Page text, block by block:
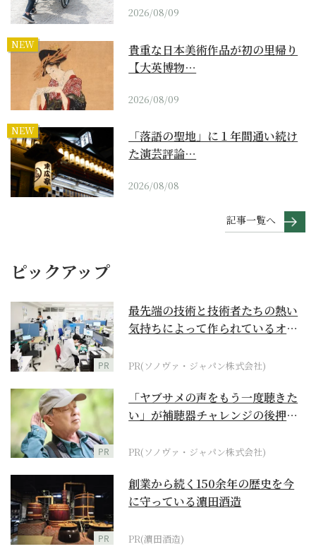
2026/08/09
NEW
貴重な日本美術作品が初の里帰り
【大英博物…
2026/08/09
NEW
「落語の聖地」に１年間通い続け
た演芸評論…
2026/08/08
記事一覧へ
ピックアップ
PR
最先端の技術と技術者たちの熱い
気持ちによって作られているオー
PR(ソノヴァ・ジャパン株式会社)
PR
「ヤブサメの声をもう一度聴きた
い」が補聴器チャレンジの後押し
PR(ソノヴァ・ジャパン株式会社)
PR
創業から続く150余年の歴史を今
に守っている濵田酒造
PR(濵田酒造)